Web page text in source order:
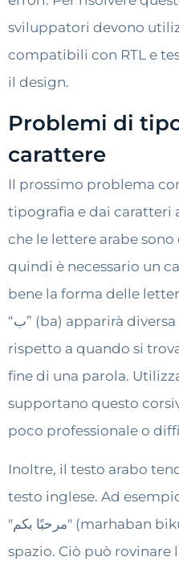
sviluppatori devono
compatibili con RTL e
il design.
Problemi di
carattere
Il prossimo problema
tipografia e dai caratteri
che le lettere arabe
quindi è necessario un
bene la forma delle
“ب” (ba) apparirà diversa quando è da sola
rispetto a quando si
fine di una parola.
supportano questo
poco professionale o
Inoltre, il testo arabo
testo inglese. Ad
"مرحبًا بكم" (marhaban bikum), che occupa più
spazio. Ciò può